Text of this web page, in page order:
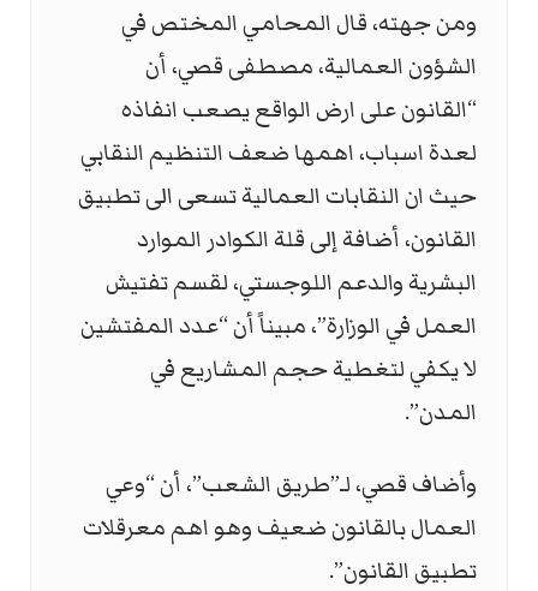
ومن جهته، قال المحامي المختص في
الشؤون العمالية، مصطفى قصي، أن
“القانون على ارض الواقع يصعب انفاذه
لعدة اسباب، اهمها ضعف التنظيم النقابي
حيث ان النقابات العمالية تسعى الى تطبيق
القانون، أضافة إلى قلة الكوادر الموارد
البشرية والدعم اللوجستي، لقسم تفتيش
العمل في الوزارة”، مبيناً أن “عدد المفتشين
لا يكفي لتغطية حجم المشاريع في
المدن”.
وأضاف قصي، لـ”طريق الشعب”، أن “وعي
العمال بالقانون ضعيف وهو اهم معرقلات
تطبيق القانون”.